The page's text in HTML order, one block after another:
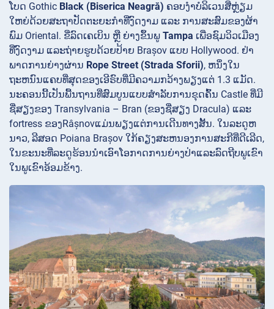
ໂບດ Gothic Black (Biserica Neagră) ຄອບງຳບໍລິເວນສີ່ຫຼ່ຽມ
ໃຫຍ່ດ້ວຍສະຖາປັດຕະຍະກຳທີ່ງົດງາມ ແລະ ການສະສົມຂອງຜ້າ
ພົມ Oriental. ຂີ່ລົດເຄເບິນ ຫຼື ຍ່າງຂຶ້ນພູ Tampa ເພື່ອຊົມວິວເມືອງ
ທີ່ງົດງາມ ແລະຖ່າຍຮູບດ້ວຍປ້າຍ Brașov ແບບ Hollywood. ຢ່າ
ພາດການຍ່າງຜ່ານ Rope Street (Strada Sforii), ຫນຶ່ງໃນ
ຖະຫນົນແຄບທີ່ສຸດຂອງເອີຣົບທີ່ມີຄວາມກວ້າງພຽງແຕ່ 1.3 ແມັດ.
ນະຄອນນີ້ເປັນພື້ນຖານທີ່ສົມບູນແບບສໍາລັບການຂຸດຄົ້ນ Castle ທີ່ມີ
ຊື່ສຽງຂອງ Transylvania – Bran (ຂອງຊື່ສຽງ Dracula) ແລະ
fortress ຂອງRâșnovແມ່ນພຽງແຕ່ການເດີນທາງສັ້ນ. ໃນລະດູຫ
ນາວ, ລີສອດ Poiana Brașov ໃກ້ຄຽງສະຫນອງການສະກີທີ່ດີເລີດ,
ໃນຂະນະທີ່ລະດູຮ້ອນນໍາເອົາໂອກາດການຍ່າງປ່າແລະລົດຖີບພູເຂົາ
ໃນພູເຂົາອ້ອມຂ້າງ.